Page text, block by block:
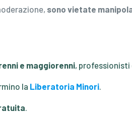
sono vietate
e maggiorenni, professionisti
la Liberatoria Minori.
.